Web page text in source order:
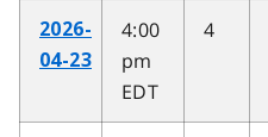
2026-
04-23
4:00
pm
EDT
4